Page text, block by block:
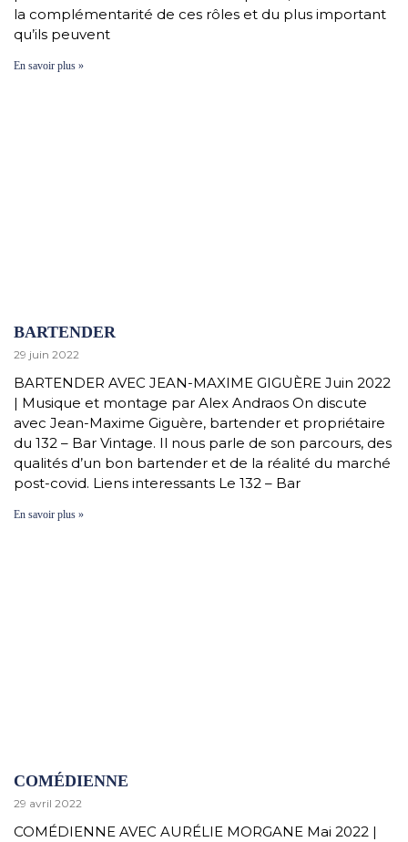
la complémentarité de ces rôles et du plus important
qu’ils peuvent
En savoir plus »
BARTENDER
29 juin 2022
BARTENDER AVEC JEAN-MAXIME GIGUÈRE Juin 2022
| Musique et montage par Alex Andraos On discute
avec Jean-Maxime Giguère, bartender et propriétaire
du 132 – Bar Vintage. Il nous parle de son parcours, des
qualités d’un bon bartender et de la réalité du marché
post-covid. Liens interessants Le 132 – Bar
En savoir plus »
COMÉDIENNE
29 avril 2022
COMÉDIENNE AVEC AURÉLIE MORGANE Mai 2022 |